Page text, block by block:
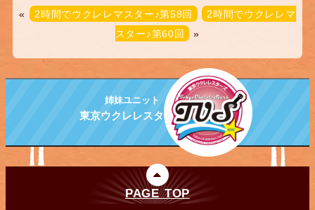
« 2時間でウクレレマスター♪第58回
2時間でウクレレマ
スター♪第60回
»
姉妹ユニット
東京ウクレレスターズ
PAGE TOP